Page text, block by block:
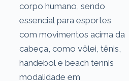
corpo humano, sendo
essencial para esportes
com movimentos acima da
cabeça, como vôlei, tênis,
handebol e beach tennis
modalidade em